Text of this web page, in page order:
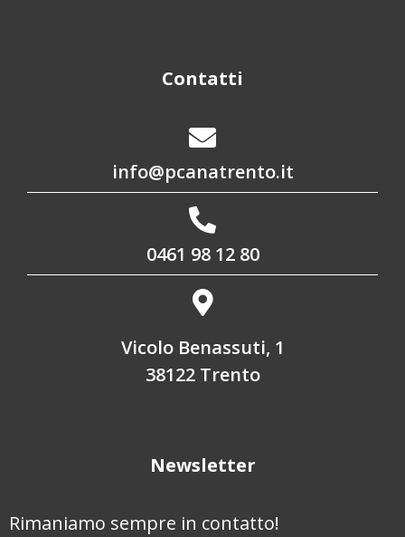
Contatti
info@pcanatrento.it
0461 98 12 80
Vicolo Benassuti, 1
38122 Trento
Newsletter
Rimaniamo sempre in contatto!